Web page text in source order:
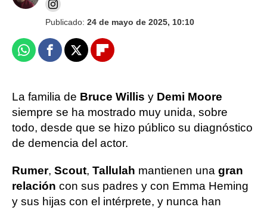
Publicado: 24 de mayo de 2025, 10:10
WhatsappFacebook
X Flipboard
La familia de Bruce Willis y Demi Moore
siempre se ha mostrado muy unida, sobre
todo, desde que se hizo público su diagnóstico
de demencia del actor.
Rumer, Scout, Tallulah mantienen una gran
relación con sus padres y con Emma Heming
y sus hijas con el intérprete, y nunca han